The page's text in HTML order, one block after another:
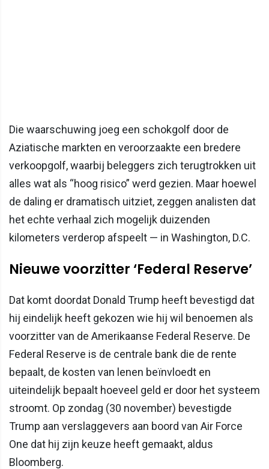
Die waarschuwing joeg een schokgolf door de
Aziatische markten en veroorzaakte een bredere
verkoopgolf, waarbij beleggers zich terugtrokken uit
alles wat als “hoog risico” werd gezien. Maar hoewel
de daling er dramatisch uitziet, zeggen analisten dat
het echte verhaal zich mogelijk duizenden
kilometers verderop afspeelt — in Washington, D.C.
Nieuwe voorzitter ‘Federal Reserve’
Dat komt doordat Donald Trump heeft bevestigd dat
hij eindelijk heeft gekozen wie hij wil benoemen als
voorzitter van de Amerikaanse Federal Reserve. De
Federal Reserve is de centrale bank die de rente
bepaalt, de kosten van lenen beïnvloedt en
uiteindelijk bepaalt hoeveel geld er door het systeem
stroomt. Op zondag (30 november) bevestigde
Trump aan verslaggevers aan boord van Air Force
One dat hij zijn keuze heeft gemaakt, aldus
Bloomberg.